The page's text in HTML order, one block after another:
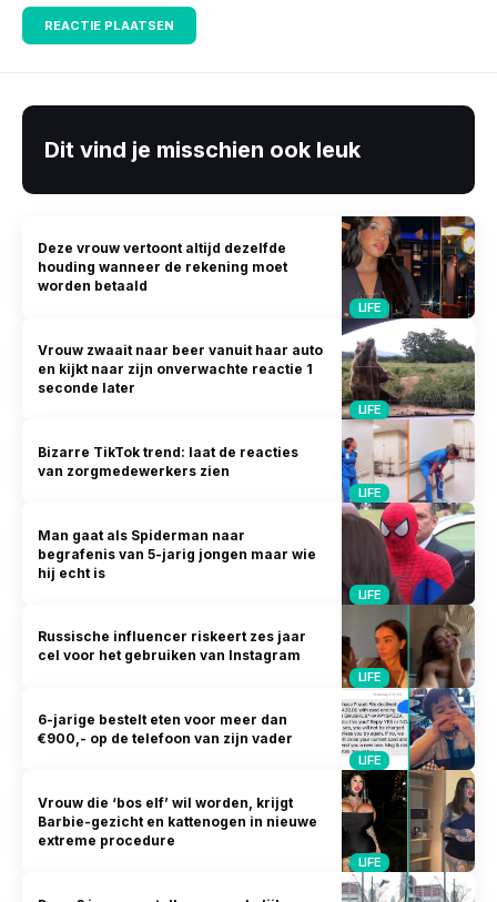
Dit vind je misschien ook leuk
LIFE
Deze vrouw vertoont altijd dezelfde
houding wanneer de rekening moet
worden betaald
LIFE
Vrouw zwaait naar beer vanuit haar auto
en kijkt naar zijn onverwachte reactie 1
seconde later
LIFE
Bizarre TikTok trend: laat de reacties
van zorgmedewerkers zien
LIFE
Man gaat als Spiderman naar
begrafenis van 5-jarig jongen maar wie
hij echt is
LIFE
Russische influencer riskeert zes jaar
cel voor het gebruiken van Instagram
LIFE
6-jarige bestelt eten voor meer dan
€900,- op de telefoon van zijn vader
LIFE
Vrouw die ‘bos elf’ wil worden, krijgt
Barbie-gezicht en kattenogen in nieuwe
extreme procedure